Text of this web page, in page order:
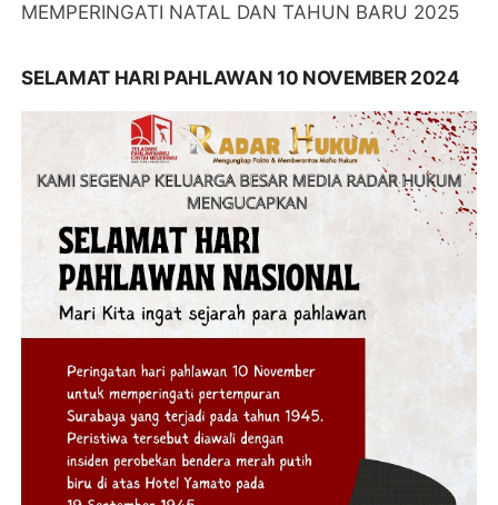
MEMPERINGATI NATAL DAN TAHUN BARU 2025
SELAMAT HARI PAHLAWAN 10 NOVEMBER 2024